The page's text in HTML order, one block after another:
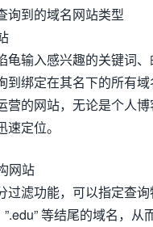
询到的域名网站类型
龟输入感兴趣的关键词
到绑定在其名下的所有
营的网站，无论是个人
定位。
网站
过滤功能，可以指定查
”.edu” 等结尾的域名，从